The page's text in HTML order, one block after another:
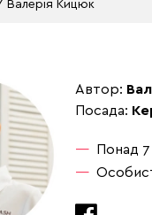
Валерія Кицюк
Автор:
Посада:
Понад 7